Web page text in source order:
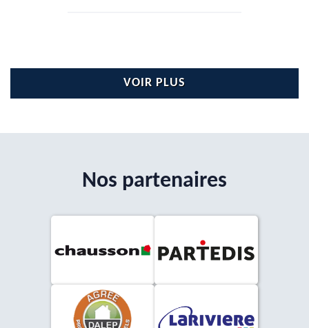
VOIR PLUS
Nos partenaires